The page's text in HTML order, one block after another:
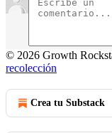
© 2026 Growth
recolección
Crea tu Substack